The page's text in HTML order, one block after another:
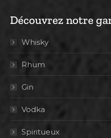
Découvrez notre
Whisky
Rhum
Gin
Vodka
Spiritueux